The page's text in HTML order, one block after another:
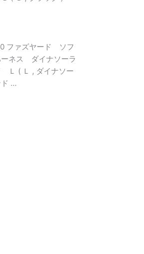
ファズヤード ソフ
ーネス ダイナソーラ
Ｌ ( Ｌ , ダイナソー
ド …